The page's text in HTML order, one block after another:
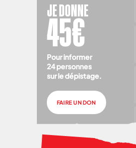
JE DONNE
45€
Pour informer
24 personnes
sur le dépistage.
FAIRE UN DON